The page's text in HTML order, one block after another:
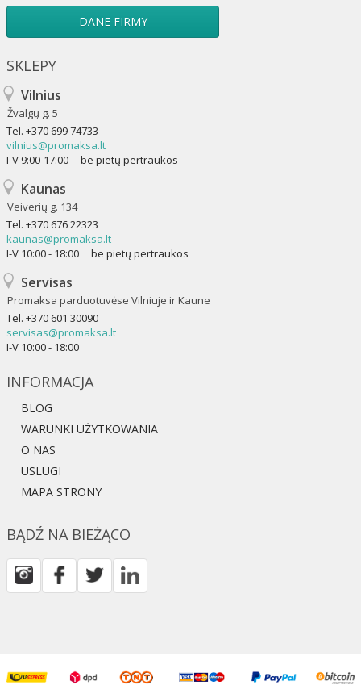
DANE FIRMY
SKLEPY
Vilnius
Žvalgų g. 5
Tel. +370 699 74733
vilnius@promaksa.lt
I-V 9:00-17:00 be pietų pertraukos
Kaunas
Veiverių g. 134
Tel. +370 676 22323
kaunas@promaksa.lt
I-V 10:00 - 18:00 be pietų pertraukos
Servisas
Promaksa parduotuvėse Vilniuje ir Kaune
Tel. +370 601 30090
servisas@promaksa.lt
I-V 10:00 - 18:00
INFORMACJA
BLOG
WARUNKI UŻYTKOWANIA
O NAS
USLUGI
MAPA STRONY
BĄDŹ NA BIEŻĄCO